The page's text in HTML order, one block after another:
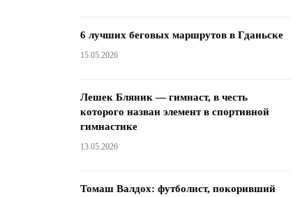
6 лучших беговых маршрутов в Гданьске
15.05.2026
Лешек Бляник — гимнаст, в честь
которого назван элемент в спортивной
гимнастике
13.05.2026
Томаш Валдох: футболист, покоривший